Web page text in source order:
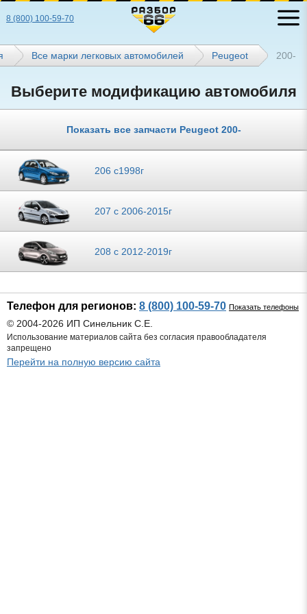
8 (800) 100-59-70
Все марки легковых автомобилей Peugeot 200-
Выберите модификацию автомобиля
Показать все запчасти Peugeot 200-
206 с1998г
207 с 2006-2015г
208 с 2012-2019г
Телефон для регионов: 8 (800) 100-59-70 Показать телефоны
© 2004-2026 ИП Синельник С.Е.
Использование материалов сайта без согласия правообладателя
запрещено
Перейти на полную версию сайта